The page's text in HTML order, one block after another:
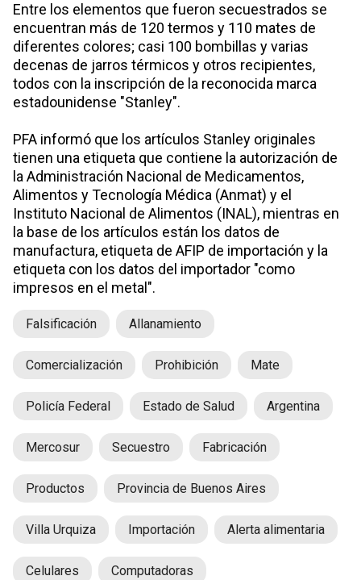
Entre los elementos que fueron secuestrados se
encuentran más de 120 termos y 110 mates de
diferentes colores; casi 100 bombillas y varias
decenas de jarros térmicos y otros recipientes,
todos con la inscripción de la reconocida marca
estadounidense "Stanley".
PFA informó que los artículos Stanley originales
tienen una etiqueta que contiene la autorización de
la Administración Nacional de Medicamentos,
Alimentos y Tecnología Médica (Anmat) y el
Instituto Nacional de Alimentos (INAL), mientras en
la base de los artículos están los datos de
manufactura, etiqueta de AFIP de importación y la
etiqueta con los datos del importador "como
impresos en el metal".
Falsificación Allanamiento
Comercialización Prohibición Mate
Policía Federal Estado de Salud Argentina
Mercosur Secuestro Fabricación
Productos Provincia de Buenos Aires
Villa Urquiza Importación Alerta alimentaria
Celulares Computadoras